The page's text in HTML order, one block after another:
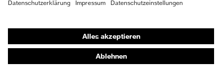
Online-Shop für B2B-Kunden
Online-Shop für Personaldienstleister